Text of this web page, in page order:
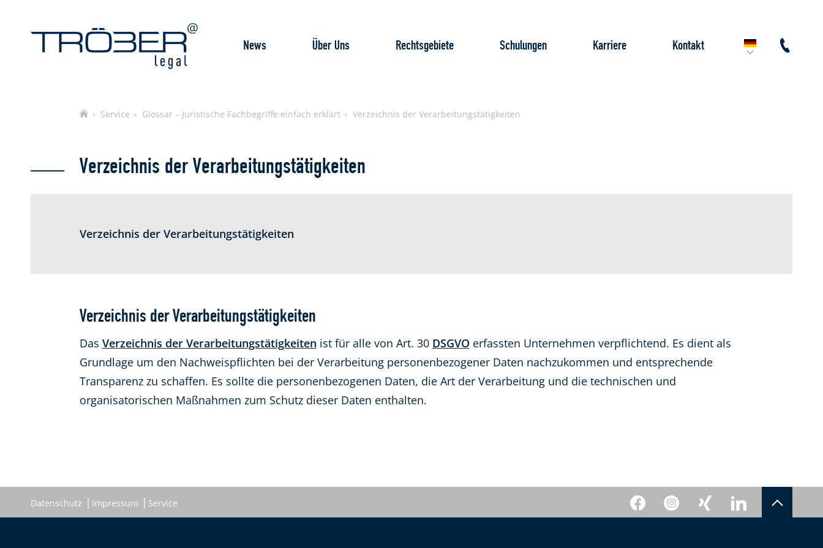
News Über Uns Rechtsgebiete Schulungen Karriere Kontakt
HomeService Glossar – Juristische Fachbegriffe einfach erklärt Verzeichnis der Verarbeitungstätigkeiten
Verzeichnis der Verarbeitungstätigkeiten
Verzeichnis der Verarbeitungstätigkeiten
Verzeichnis der Verarbeitungstätigkeiten
Das Verzeichnis der Verarbeitungstätigkeiten ist für alle von Art. 30 DSGVO erfassten Unternehmen verpflichtend. Es dient als
Grundlage um den Nachweispflichten bei der Verarbeitung personenbezogener Daten nachzukommen und entsprechende
Transparenz zu schaffen. Es sollte die personenbezogenen Daten, die Art der Verarbeitung und die technischen und
organisatorischen Maßnahmen zum Schutz dieser Daten enthalten.
Datenschutz Impressum Service